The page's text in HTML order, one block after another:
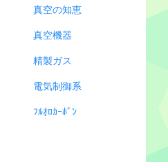
真空の知恵
真空機器
精製ガス
電気制御系
ﾌﾙｵﾛｶｰﾎﾞﾝ